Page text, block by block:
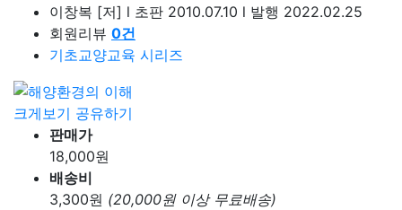
이창복 [저] l 초판 2010.07.10 l 발행 2022.02.25
회원리뷰 0건
기초교양교육 시리즈
크게보기 공유하기
판매가
18,000원
배송비
3,300원 (20,000원 이상 무료배송)